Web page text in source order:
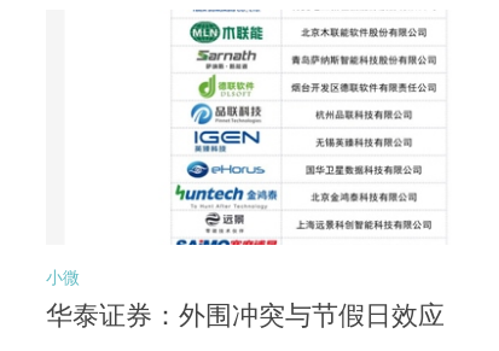
小微
华泰证券：外围冲突与节假日效应